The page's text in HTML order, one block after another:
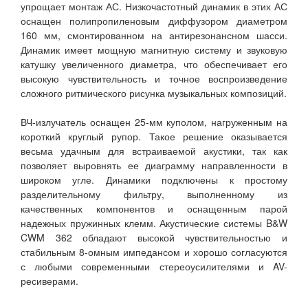
упрощает монтаж АС. Низкочастотный динамик в этих АС
оснащен полипропиленовым диффузором диаметром
160 мм, смонтированном на антирезонансном шасси.
Динамик имеет мощную магнитную систему и звуковую
катушку увеличенного диаметра, что обеспечивает его
высокую чувствительность и точное воспроизведение
сложного ритмического рисунка музыкальных композиций.
ВЧ-излучатель оснащен 25-мм куполом, нагруженным на
короткий круглый рупор. Такое решение оказывается
весьма удачным для встраиваемой акустики, так как
позволяет выровнять ее диаграмму направленности в
широком угле. Динамики подключены к простому
разделительному фильтру, выполненному из
качественных компонентов и оснащенным парой
надежных пружинных клемм. Акустические системы B&W
CWM 362 обладают высокой чувствительностью и
стабильным 8-омным импедансом и хорошо согласуются
с любыми современными стереоусилителями и AV-
ресиверами.